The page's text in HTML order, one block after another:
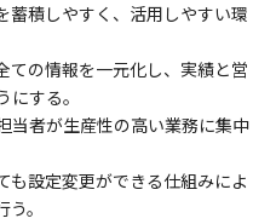
蓄積しやすく、活用しやすい環
ての情報を一元化し、実績と営
する。
当者が生産性の高い業務に集中
も設定変更ができる仕組みによ
。